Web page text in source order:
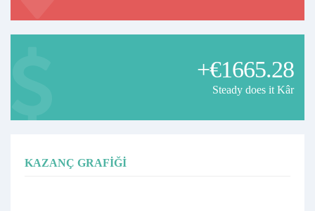
+€1665.28
Steady does it Kâr
KAZANÇ GRAFIĞI